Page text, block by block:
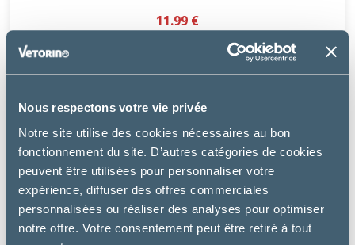
Nous respectons votre vie privée
Notre site utilise des cookies nécessaires au bon
fonctionnement du site. D’autres catégories de cookies
peuvent être utilisées pour personnaliser votre
expérience, diffuser des offres commerciales
personnalisées ou réaliser des analyses pour optimiser
notre offre. Votre consentement peut être retiré à tout
11.99 €